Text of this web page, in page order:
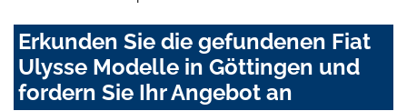
Erkunden Sie die gefundenen Fiat
Ulysse Modelle in Göttingen und
fordern Sie Ihr Angebot an